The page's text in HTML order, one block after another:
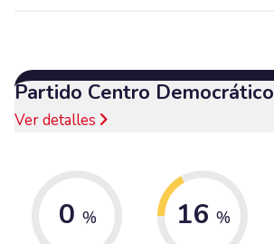
Partido Centro Democrático
Ver detalles
0 % 16 %